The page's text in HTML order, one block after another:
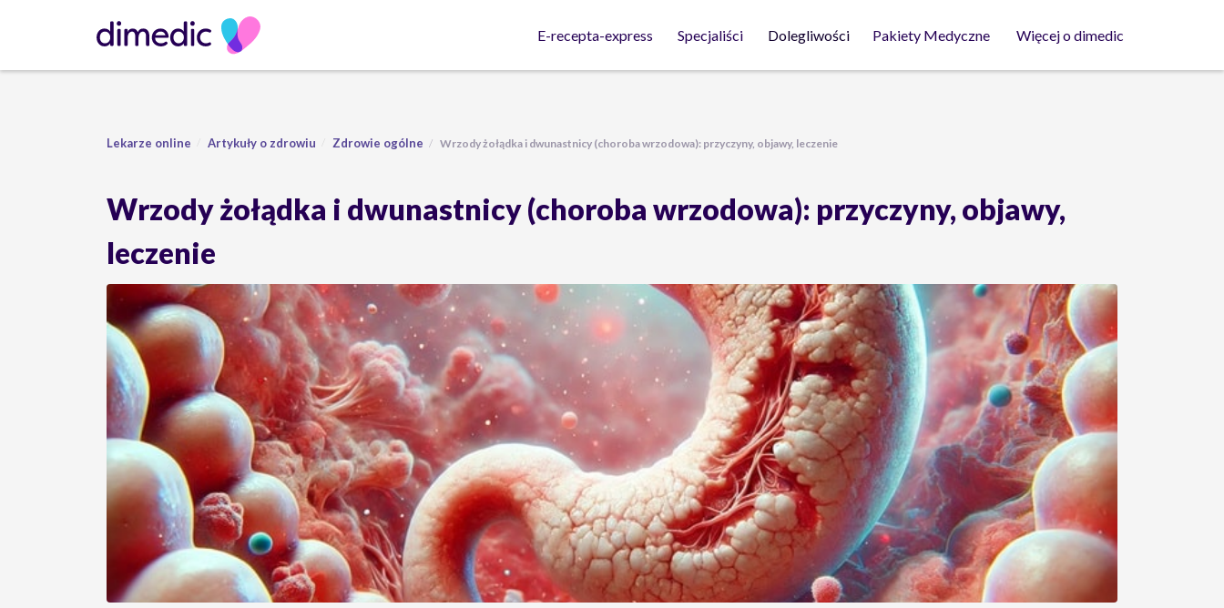
E-recepta-express Specjaliści Dolegliwości Pakiety Medyczne Więcej o dimedic
Lekarze online Artykuły o zdrowiu Zdrowie ogólne Wrzody żołądka i dwunastnicy (choroba wrzodowa): przyczyny, objawy, leczenie
Wrzody żołądka i dwunastnicy (choroba wrzodowa): przyczyny, objawy,
leczenie